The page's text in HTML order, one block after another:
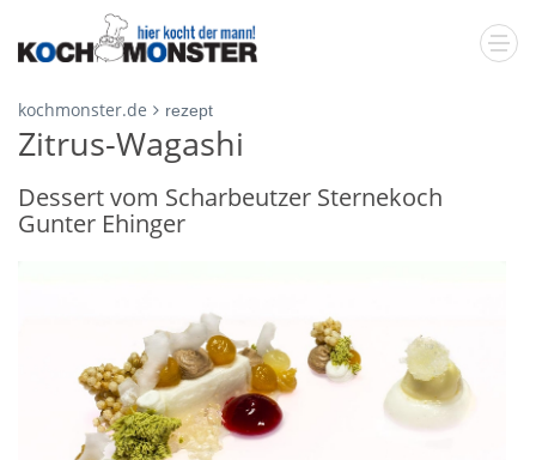
kochmonster.de rezept
Zitrus-Wagashi
Dessert vom Scharbeutzer Sternekoch
Gunter Ehinger